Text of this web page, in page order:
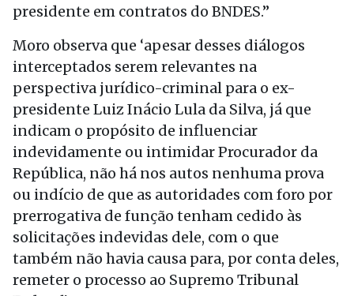
presidente em contratos do BNDES.”
Moro observa que ‘apesar desses diálogos
interceptados serem relevantes na
perspectiva jurídico-criminal para o ex-
presidente Luiz Inácio Lula da Silva, já que
indicam o propósito de influenciar
indevidamente ou intimidar Procurador da
República, não há nos autos nenhuma prova
ou indício de que as autoridades com foro por
prerrogativa de função tenham cedido às
solicitações indevidas dele, com o que
também não havia causa para, por conta deles,
remeter o processo ao Supremo Tribunal